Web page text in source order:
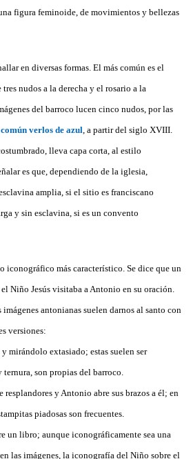
figura feminoide, de movimientos y bellezas
en diversas formas. El más común es el
nudos a la derecha y el rosario a la
del barroco lucen cinco nudos, por las
común verlos de azul , a partir del siglo XVIII.
lleva capa corta, al estilo
es que, dependiendo de la iglesia,
amplia, si el sitio es franciscano
y sin esclavina, si es un convento
iconográfico más característico. Se dice que un
Niño Jesús visitaba a Antonio en su oración.
antonianas suelen darnos al santo con
versiones:
mirándolo extasiado; estas suelen ser
son propias del barroco.
y Antonio abre sus brazos a él; en
piadosas son frecuentes.
un libro; aunque iconográficamente sea una
las imágenes, la iconografía del Niño sobre el